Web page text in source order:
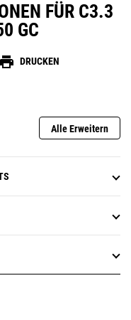
FÜR C3.3
GC
print DRUCKEN
Alle Erweitern